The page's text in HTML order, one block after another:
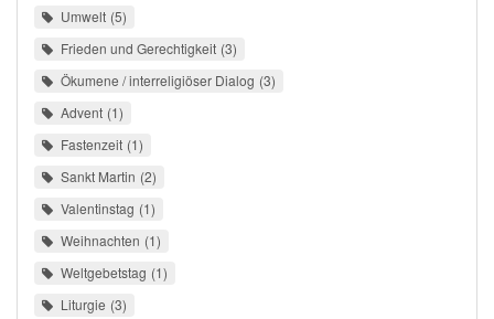
Umwelt 5
Frieden und Gerechtigkeit 3
Ökumene / interreligiöser Dialog 3
Advent 1
Fastenzeit 1
Sankt Martin 2
Valentinstag 1
Weihnachten 1
Weltgebetstag 1
Liturgie 3